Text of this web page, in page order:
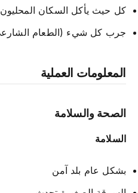
كل حيث يأكل السكان المحليون
جرب كل شيء (الطعام
المعلومات العملية
الصحة والسلامة
السلامة
بشكل عام بلد آمن